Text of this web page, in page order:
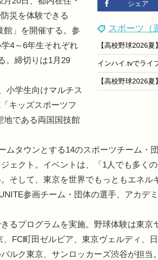
シェア
スポーツ（
災を体験できる
館」を開催する。参
4～6年生それぞれ
。締切りは1月29
小学生向けマルチス
キッズスポーツフ
地である両国国技館
タウンとする14のスポーツチーム・
ェクト。イベントは、「1人でも多く
そして、東京を世界でもっともエネル
参画チーム・団体の選手、アカデ
るプログラムを実施。野球体験は東京
FC町田ゼルビア、東京ヴェルディ、
ルク東京、サンロッカーズ渋谷が担当。